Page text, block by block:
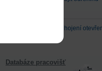
Naučte se urychlit hojení
Databáze pracovišť